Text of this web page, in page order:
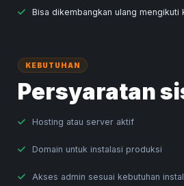
Bisa dikembangkan ulang mengikuti
KEBUTUHAN
Persyaratan
Hosting atau server aktif
Domain untuk instalasi produksi
Akses admin sesuai kebutuhan